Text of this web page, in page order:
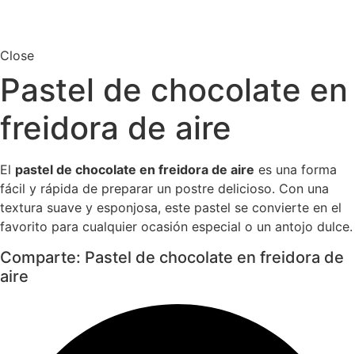
Close
Pastel de chocolate en
freidora de aire
El pastel de chocolate en freidora de aire es una forma
fácil y rápida de preparar un postre delicioso. Con una
textura suave y esponjosa, este pastel se convierte en el
favorito para cualquier ocasión especial o un antojo dulce.
Comparte: Pastel de chocolate en freidora de
aire